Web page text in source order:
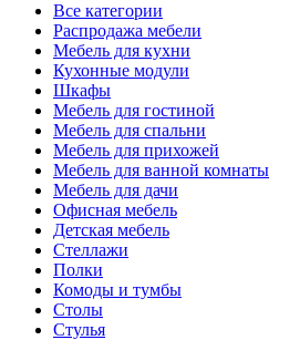
Все категории
Распродажа мебели
Мебель для кухни
Кухонные модули
Шкафы
Мебель для гостиной
Мебель для спальни
Мебель для прихожей
Мебель для ванной комнаты
Мебель для дачи
Офисная мебель
Детская мебель
Стеллажи
Полки
Комоды и тумбы
Столы
Стулья